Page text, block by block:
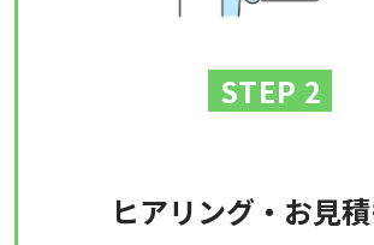
STEP 2
ヒアリング・お見